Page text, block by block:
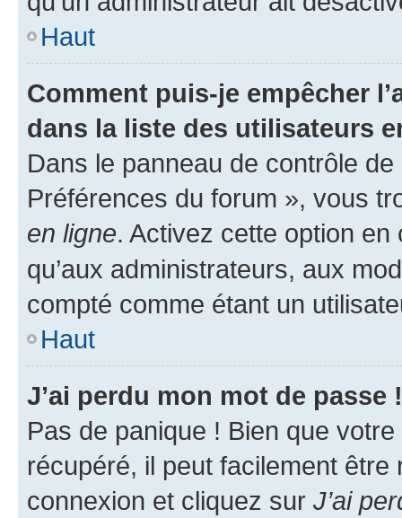
Haut
Comment puis-je empêcher
dans la liste des utilisateurs
Dans le panneau de contrôle
Préférences du forum », vous
en ligne. Activez cette option
qu’aux administrateurs, aux
compté comme étant un
Haut
J’ai perdu mon mot de passe !
Pas de panique ! Bien que
récupéré, il peut facilement
connexion et cliquez sur J’ai